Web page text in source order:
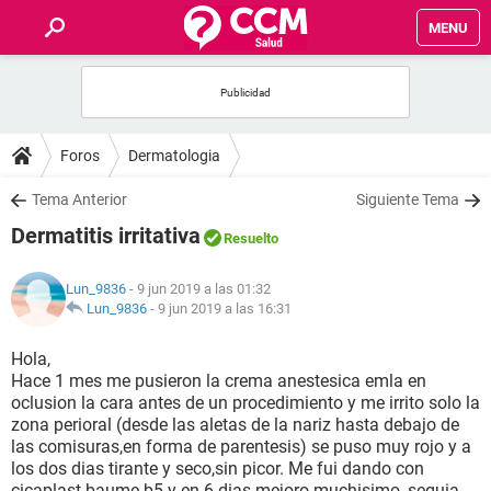
MENU
FOROS
SALUD
NUTRICIÓN
BIENESTAR
SEXUALIDAD
GLOSARIO
Foros Dermatologia
Tema Anterior Siguiente Tema
Dermatitis irritativa Resuelto
Lun_9836 - 9 jun 2019 a las 01:32
Lun_9836 - 9 jun 2019 a las 16:31
Hola,
Hace 1 mes me pusieron la crema anestesica emla en
oclusion la cara antes de un procedimiento y me irrito solo la
zona perioral (desde las aletas de la nariz hasta debajo de
las comisuras,en forma de parentesis) se puso muy rojo y a
los dos dias tirante y seco,sin picor. Me fui dando con